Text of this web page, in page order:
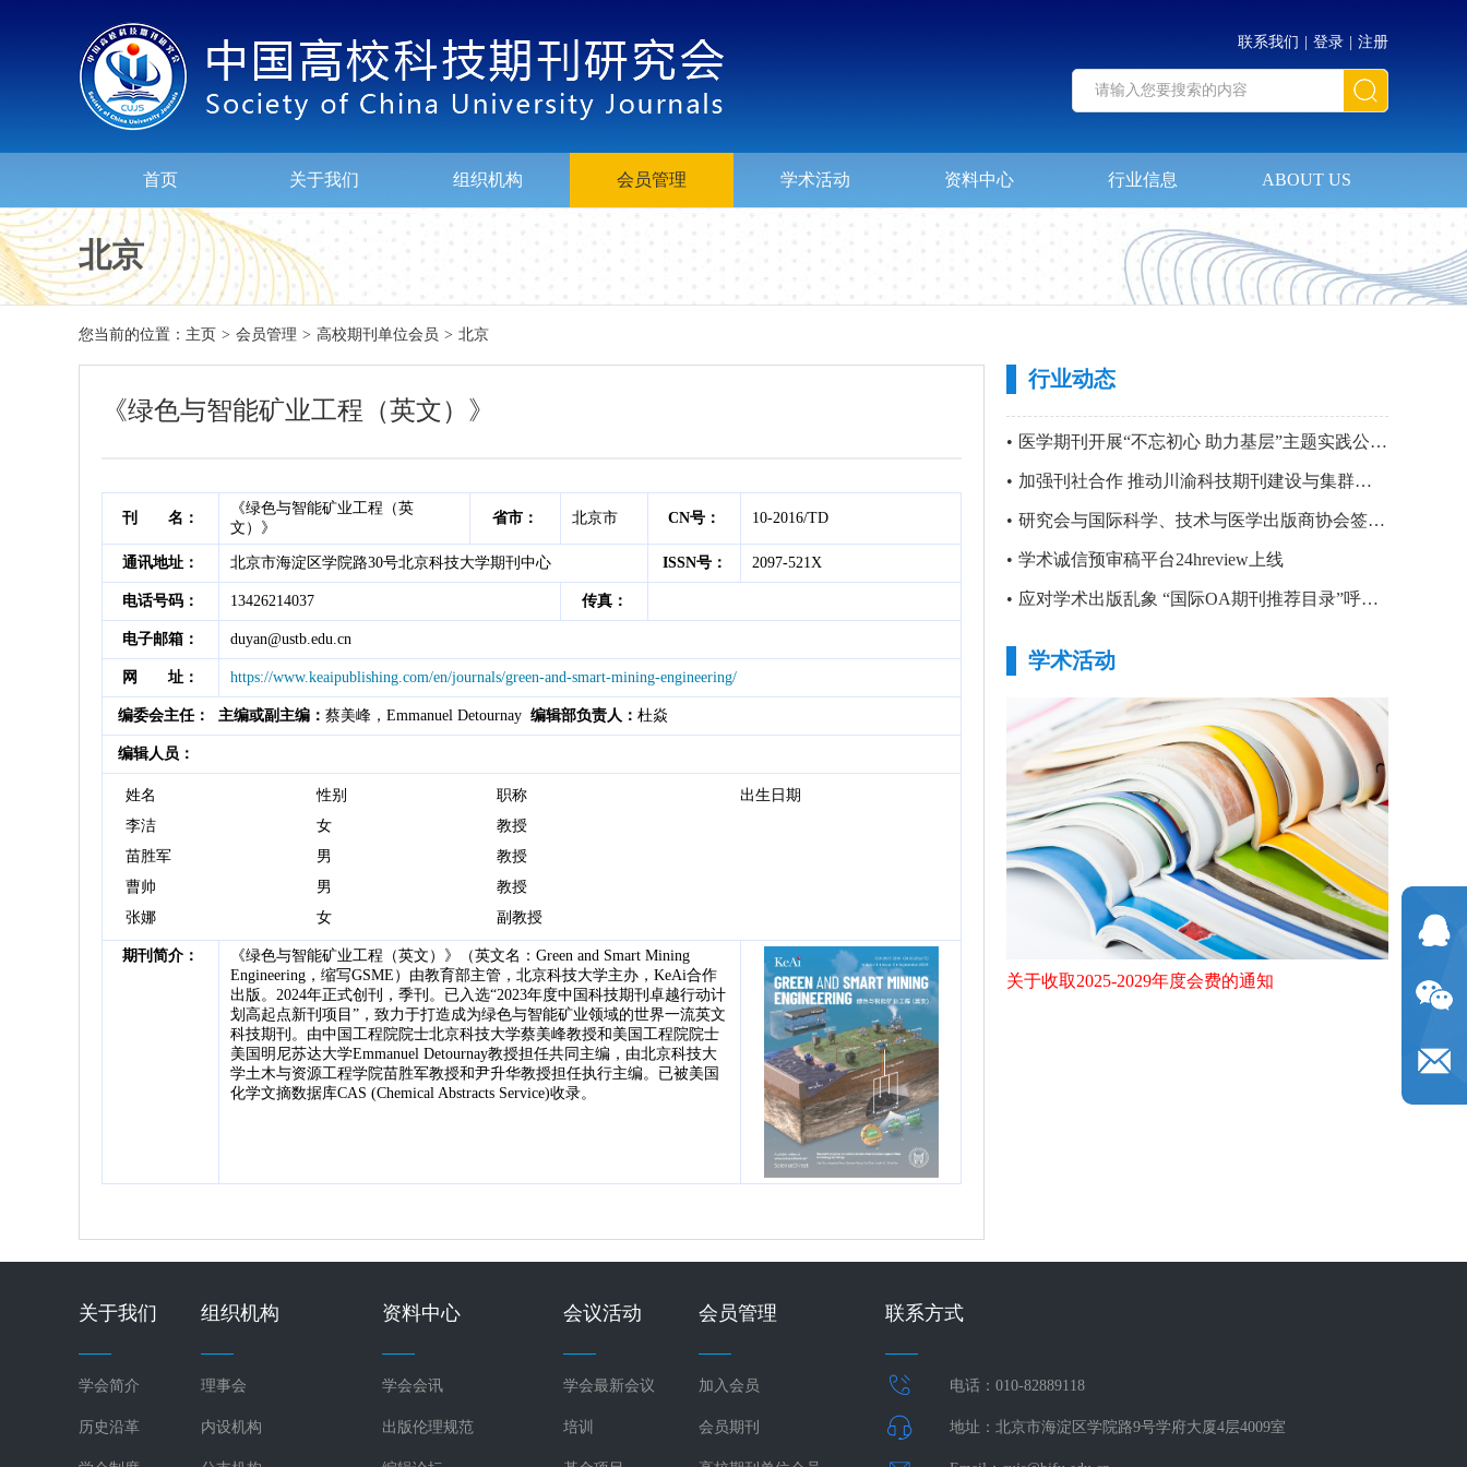
联系我们 登录 注册
首页 关于我们 组织机构 会员管理 学术活动 资料中心 行业信息 ABOUT US
北京
您当前的位置： 主页 > 会员管理 > 高校期刊单位会员 > 北京
《绿色与智能矿业工程（英文）》
刊 名：
《绿色与智能矿业工程（英
文）》
省市： 北京市 CN号： 10-2016/TD
通讯地址： 北京市海淀区学院路30号北京科技大学期刊中心 ISSN号： 2097-521X
电话号码： 13426214037 传真：
电子邮箱： duyan@ustb.edu.cn
网 址： https://www.keaipublishing.com/en/journals/green-and-smart-mining-engineering/
编委会主任： 主编或副主编： 蔡美峰，Emmanuel Detournay 编辑部负责人： 杜焱
编辑人员：
姓名 性别 职称
出生日期
李洁
女
教授
苗胜军
男
教授
曹帅
男
教授
张娜
女 副教授
期刊简介：
《绿色与智能矿业工程（英文）》（英文名：Green and Smart Mining
Engineering，缩写GSME）由教育部主管，北京科技大学主办，KeAi合作
出版。2024年正式创刊，季刊。已入选“2023年度中国科技期刊卓越行动计
划高起点新刊项目”，致力于打造成为绿色与智能矿业领域的世界一流英文
科技期刊。由中国工程院院士北京科技大学蔡美峰教授和美国工程院院士
美国明尼苏达大学Emmanuel Detournay教授担任共同主编，由北京科技大
学土木与资源工程学院苗胜军教授和尹升华教授担任执行主编。已被美国
化学文摘数据库CAS (Chemical Abstracts Service)收录。
行业动态
• 医学期刊开展“不忘初心 助力基层”主题实践公益活动暨 第四站“只要主义真 明翰故里行”党建活动
• 加强刊社合作 推动川渝科技期刊建设与集群化发展
• 研究会与国际科学、技术与医学出版商协会签署合作备忘录
• 学术诚信预审稿平台24hreview上线
• 应对学术出版乱象 “国际OA期刊推荐目录”呼之欲出
学术活动
关于收取2025-2029年度会费的通知
关于我们
学会简介
历史沿革
组织机构
理事会
内设机构
资料中心
学会会讯
出版伦理规范
会议活动
学会最新会议
培训
会员管理
加入会员
会员期刊
联系方式
电话：010-82889118
地址：北京市海淀区学院路9号学府大厦4层4009室